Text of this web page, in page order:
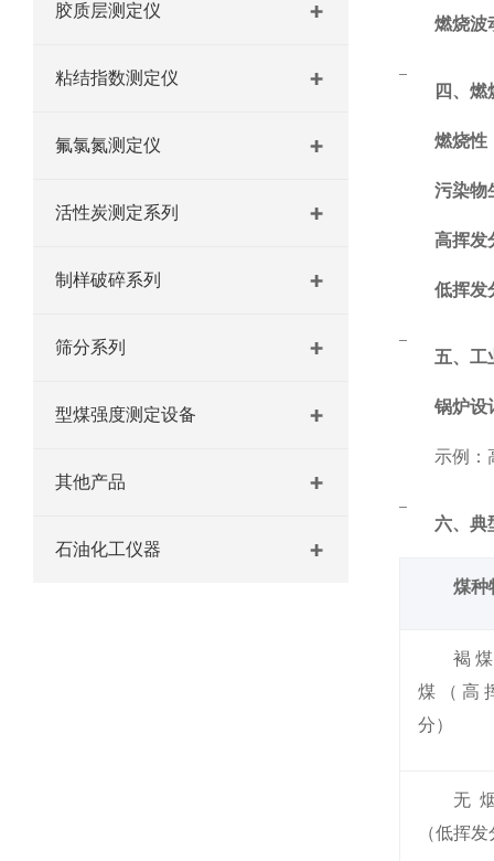
胶质层测定仪
粘结指数测定仪
氟氯氮测定仪
活性炭测定系列
制样破碎系列
筛分系列
型煤强度测定设备
其他产品
石油化工仪器
燃烧波
四、 燃
燃烧性
污染物
高挥发
低挥发
五、 工
锅炉设
示例：
六、 典
煤种
褐
煤（高
分）
无
（低挥